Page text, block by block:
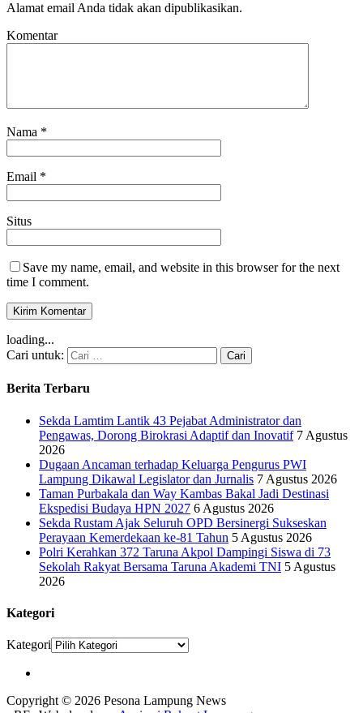
Alamat email Anda tidak akan dipublikasikan.
Komentar
Nama *
Email *
Situs
Save my name, email, and website in this browser for the next
time I comment.
loading...
Cari untuk:
Berita Terbaru
Sekda Lamtim Lantik 43 Pejabat Administrator dan
Pengawas, Dorong Birokrasi Adaptif dan Inovatif 7 Agustus
2026
Dugaan Ancaman terhadap Keluarga Pengurus PWI
Lampung Dikawal Legislator dan Jurnalis 7 Agustus 2026
Taman Purbakala dan Way Kambas Bakal Jadi Destinasi
Ekspedisi Budaya HPN 2027 6 Agustus 2026
Sekda Rustam Ajak Seluruh OPD Bersinergi Sukseskan
Perayaan Kemerdekaan ke-81 Tahun 5 Agustus 2026
Polri Kerahkan 372 Taruna Akpol Dampingi Siswa di 73
Sekolah Rakyat Bersama Taruna Akademi TNI 5 Agustus
2026
Kategori
Kategori
Copyright © 2026 Pesona Lampung News